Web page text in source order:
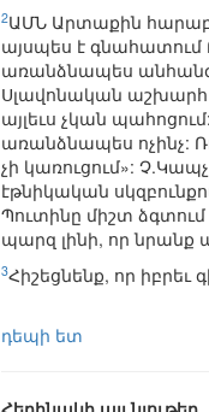
2ԱՄՆ Արտաքին
այսպես է գնահատում
առանձնապես
Սլավոնական աշխարհ
այլեւս չկան
առանձնապես ոչինչ:
չի կառուցում»:
էթնիկական
Պուտինը միշտ
պարզ լինի, որ նրանք
3Հիշեցնենք, որ
դեպի ետ